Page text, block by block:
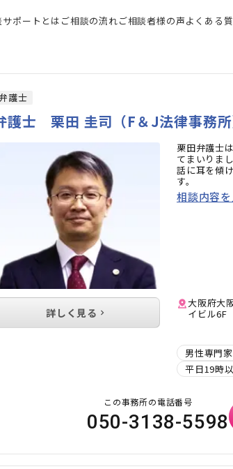
サポートとは ご相談の流れご相談者様の声よくある
検索結果
護士
護士 栗田 圭司（F＆J法律事務所
栗田弁護士
てまいりま
話に耳を傾
す。
相談内容
大阪府大
イビル6F
男性専門
平日19時
詳しく見る
この事務所の電話番号
050-3138-5598